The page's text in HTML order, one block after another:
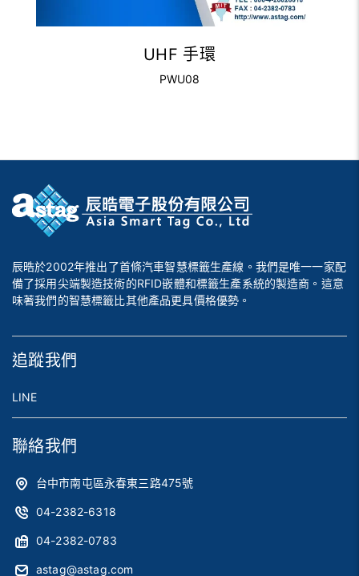
UHF 手環
PWU08
辰晧於2002年推出了首條汽車智慧標籤生產線。我們是唯一一家配
備了採用尖端製造技術的RFID嵌體和標籤生產系統的製造商。這意
味著我們的智慧標籤比其他產品更具價格優勢。
追蹤我們
LINE
聯絡我們
台中市南屯區永春東三路475號
04-2382-6318
04-2382-0783
astag@astag.com